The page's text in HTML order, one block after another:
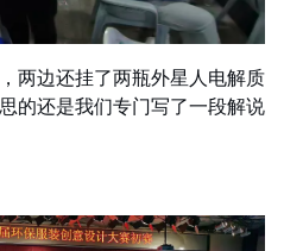
两边还挂了两瓶外星人电解质
的还是我们专门写了一段解说